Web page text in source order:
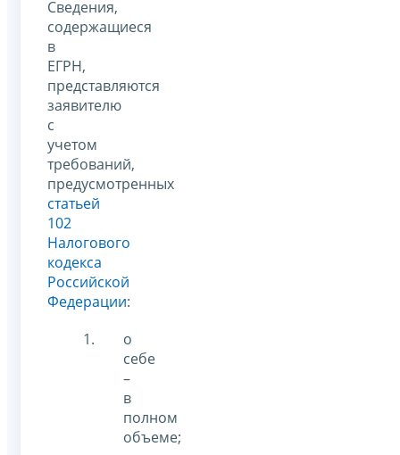
Сведения,
содержащиеся
в
ЕГРН,
представляются
заявителю
с
учетом
требований,
предусмотренных
статьей
102
Налогового
кодекса
Российской
Федерации:
о
себе
–
в
полном
объеме;